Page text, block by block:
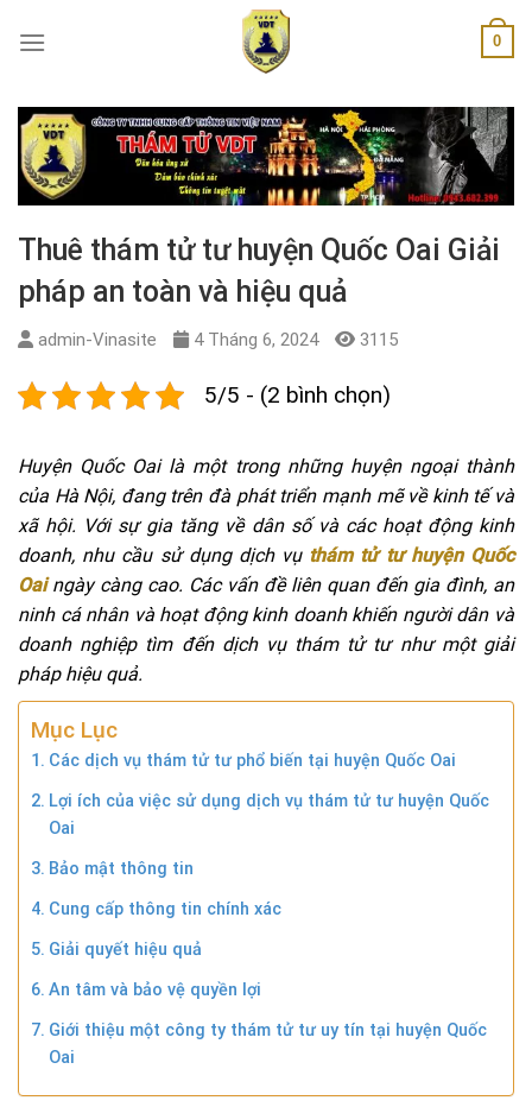
0
Thuê thám tử tư huyện Quốc Oai Giải
pháp an toàn và hiệu quả
admin-Vinasite 4 Tháng 6, 2024 3115
5/5 - (2 bình chọn)
Huyện Quốc Oai là một trong những huyện ngoại thành
của Hà Nội, đang trên đà phát triển mạnh mẽ về kinh tế và
xã hội. Với sự gia tăng về dân số và các hoạt động kinh
doanh, nhu cầu sử dụng dịch vụ thám tử tư huyện Quốc
Oaingày càng cao. Các vấn đề liên quan đến gia đình, an
ninh cá nhân và hoạt động kinh doanh khiến người dân và
doanh nghiệp tìm đến dịch vụ thám tử tư như một giải
pháp hiệu quả.
Mục Lục
Các dịch vụ thám tử tư phổ biến tại huyện Quốc Oai
Lợi ích của việc sử dụng dịch vụ thám tử tư huyện Quốc
Oai
Bảo mật thông tin
Cung cấp thông tin chính xác
Giải quyết hiệu quả
An tâm và bảo vệ quyền lợi
Giới thiệu một công ty thám tử tư uy tín tại huyện Quốc
Oai